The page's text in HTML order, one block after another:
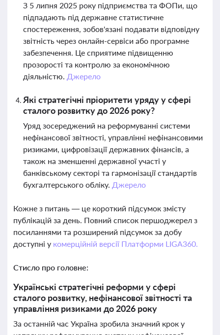
З 5 липня 2025 року підприємства та ФОПи, що
підпадають під державне статистичне
спостереження, зобов'язані подавати відповідну
звітність через онлайн-сервіси або програмне
забезпечення. Це сприятиме підвищенню
прозорості та контролю за економічною
діяльністю. Джерело
Які стратегічні пріоритети уряду у сфері
сталого розвитку до 2026 року?
Уряд зосереджений на реформуванні системи
нефінансової звітності, управлінні нефінансовими
ризиками, цифровізації державних фінансів, а
також на зменшенні державної участі у
банківському секторі та гармонізації стандартів
бухгалтерського обліку. Джерело
Кожне з питань — це короткий підсумок змісту
публікацій за день. Повний список першоджерел з
посиланнями та розширений підсумок за добу
доступні у комерційній версії Платформи LIGA360.
Стисло про головне:
Українські стратегічні реформи у сфері
сталого розвитку, нефінансової звітності та
управління ризиками до 2026 року
За останній час Україна зробила значний крок у